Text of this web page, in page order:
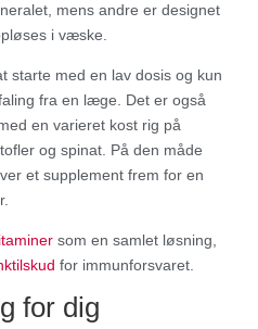
mens andre er designet
i væske.
starte med en lav dosis og kun
fra en læge. Det er også
en varieret kost rig på
og spinat. På den måde
et supplement frem for en
som en samlet løsning,
for immunforsvaret.
for dig